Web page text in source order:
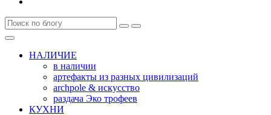
НАЛИЧИЕ
в наличии
артефакты из разных цивилизаций
archpole & искусство
раздача Эко трофеев
КУХНИ